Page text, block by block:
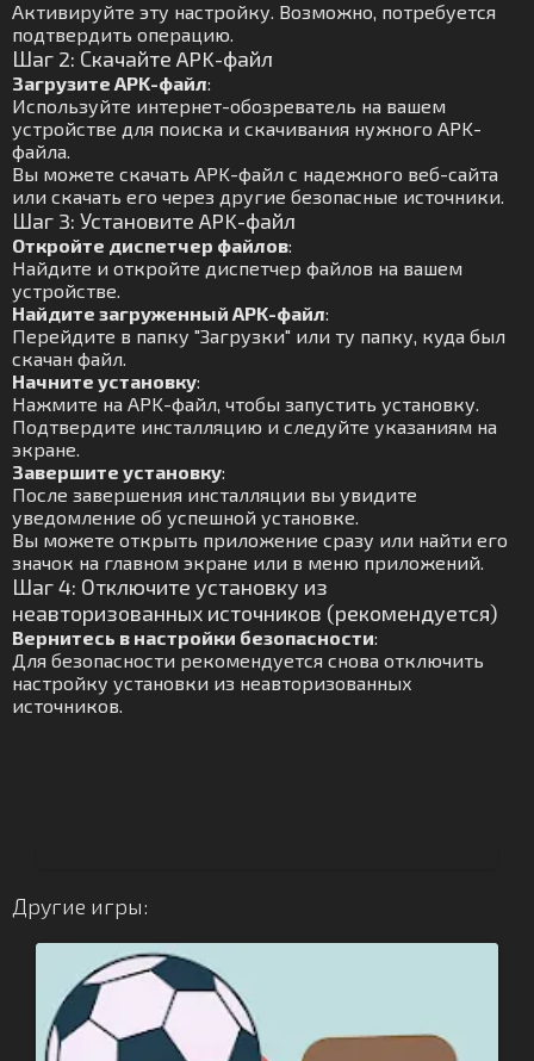
Активируйте эту настройку. Возможно, потребуется
подтвердить операцию.
Шаг 2: Скачайте APK-файл
Загрузите APK-файл:
Используйте интернет-обозреватель на вашем
устройстве для поиска и скачивания нужного APK-
файла.
Вы можете скачать APK-файл с надежного веб-сайта
или скачать его через другие безопасные источники.
Шаг 3: Установите APK-файл
Откройте диспетчер файлов:
Найдите и откройте диспетчер файлов на вашем
устройстве.
Найдите загруженный APK-файл:
Перейдите в папку "Загрузки" или ту папку, куда был
скачан файл.
Начните установку:
Нажмите на APK-файл, чтобы запустить установку.
Подтвердите инсталляцию и следуйте указаниям на
экране.
Завершите установку:
После завершения инсталляции вы увидите
уведомление об успешной установке.
Вы можете открыть приложение сразу или найти его
значок на главном экране или в меню приложений.
Шаг 4: Отключите установку из
неавторизованных источников (рекомендуется)
Вернитесь в настройки безопасности:
Для безопасности рекомендуется снова отключить
настройку установки из неавторизованных
источников.
Другие игры: